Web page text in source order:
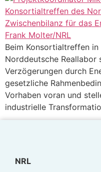
Beim Konsortialtreffen
Norddeutsche
Verzögerungen durch
gesetzliche
Vorhaben voran und
industrielle
NRL